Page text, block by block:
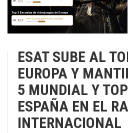
ESAT SUBE AL
EUROPA Y
5 MUNDIAL Y
ESPAÑA EN EL
INTERNACIONAL